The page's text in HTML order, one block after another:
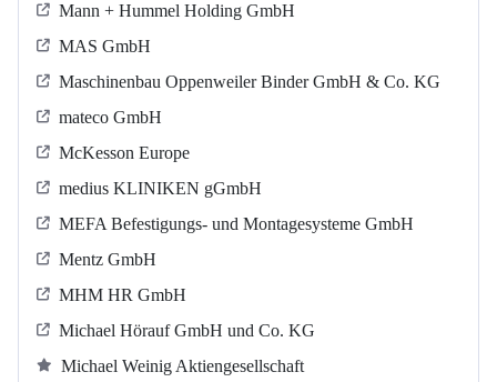
Mann + Hummel Holding GmbH
MAS GmbH
Maschinenbau Oppenweiler Binder GmbH & Co. KG
mateco GmbH
McKesson Europe
medius KLINIKEN gGmbH
MEFA Befestigungs- und Montagesysteme GmbH
Mentz GmbH
MHM HR GmbH
Michael Hörauf GmbH und Co. KG
Michael Weinig Aktiengesellschaft